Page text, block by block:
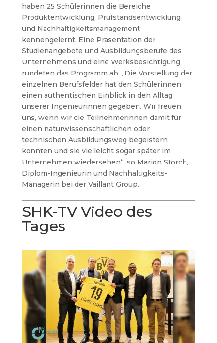
haben 25 Schülerinnen die Bereiche
Produktentwicklung, Prüfstandsentwicklung
und Nachhaltigkeitsmanagement
kennengelernt. Eine Präsentation der
Studienangebote und Ausbildungsberufe des
Unternehmens und eine Werksbesichtigung
rundeten das Programm ab. „Die Vorstellung der
einzelnen Berufsfelder hat den Schülerinnen
einen authentischen Einblick in den Alltag
unserer Ingenieurinnen gegeben. Wir freuen
uns, wenn wir die Teilnehmerinnen damit für
einen naturwissenschaftlichen oder
technischen Ausbildungsweg begeistern
konnten und sie vielleicht sogar später im
Unternehmen wiedersehen“, so Marion Storch,
Diplom-Ingenieurin und Nachhaltigkeits-
Managerin bei der Vaillant Group.
SHK-TV Video des
Tages